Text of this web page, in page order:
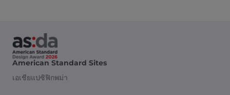
American Standard Sites
เอเชียแปซิฟิกพม่า